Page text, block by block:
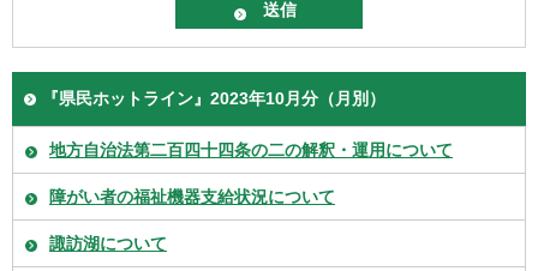
『県民ホットライン』2023年10月分（月別）
地方自治法第二百四十四条の二の解釈・運用について
障がい者の福祉機器支給状況について
諏訪湖について